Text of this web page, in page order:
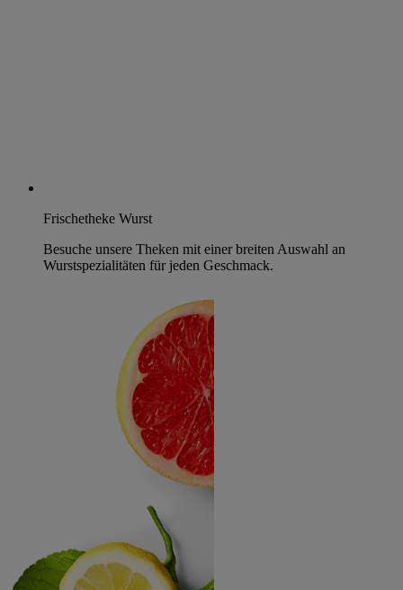
Frischetheke Wurst
Besuche unsere Theken mit einer breiten Auswahl an
Wurstspezialitäten für jeden Geschmack.